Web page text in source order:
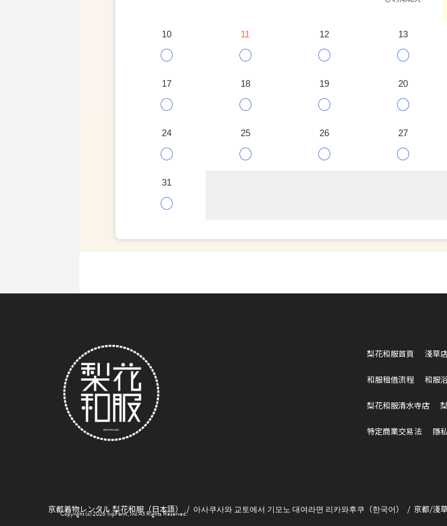
Copyright (c) 2026 TripFarm, Inc All Rights Reserved.
梨花和服首頁 淺草
和服租借流程 和服
梨花和服清水寺店
特定商業交易法 隱
京都着物レンタル 梨花和服（日本語） 아사쿠사와 교토에서 기모노 대여라면 리카와후쿠（한국어） 京都/淺